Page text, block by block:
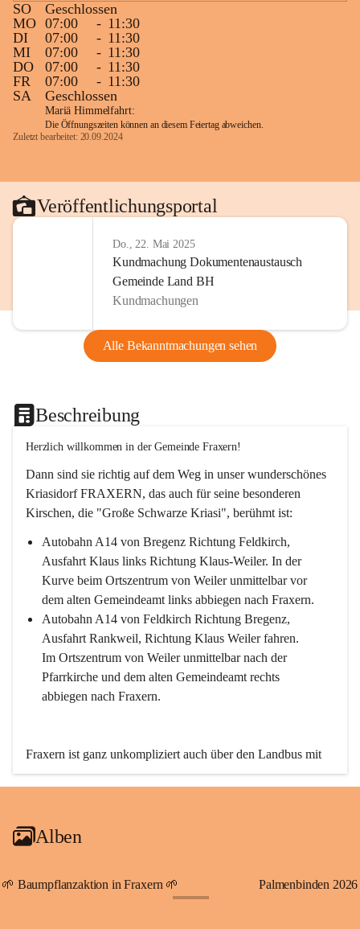
SO
Geschlossen
MO 07:00 - 11:30
DI
07:00 - 11:30
MI
07:00 - 11:30
DO
07:00 - 11:30
FR
07:00 - 11:30
SA
Geschlossen
Mariä Himmelfahrt:
Die Öffnungszeiten können an diesem Feiertag abweichen.
Zuletzt bearbeitet: 20.09.2024
Veröffentlichungsportal
Do., 22. Mai 2025
Kundmachung Dokumentenaustausch
Gemeinde Land BH
Kundmachungen
Alle Bekanntmachungen sehen
Beschreibung
Herzlich willkommen in der Gemeinde Fraxern!
Dann sind sie richtig auf dem Weg in unser wunderschönes
Kriasidorf FRAXERN, das auch für seine besonderen
Kirschen, die "Große Schwarze Kriasi", berühmt ist:
Autobahn A14 von Bregenz Richtung Feldkirch,
Ausfahrt Klaus links Richtung Klaus-Weiler. In der
Kurve beim Ortszentrum von Weiler unmittelbar vor
dem alten Gemeindeamt links abbiegen nach Fraxern.
Autobahn A14 von Feldkirch Richtung Bregenz,
Ausfahrt Rankweil, Richtung Klaus Weiler fahren.
Im Ortszentrum von Weiler unmittelbar nach der
Pfarrkirche und dem alten Gemeindeamt rechts
abbiegen nach Fraxern.
Fraxern ist ganz unkompliziert auch über den Landbus mit
den öffentlichen Verkehrsmitteln zu erreichen. Die Linie
An Samstagen, Sonn- und Feiertagen können Sie bequem
persönlichen Linienbus zur gewünschten Zeit zu Ihrer
Haltestelle bestellen. Sowohl von Weiler kommend nach
Alben
🌱 Baumpflanzaktion in Fraxern 🌱 Palmenbinden 2026